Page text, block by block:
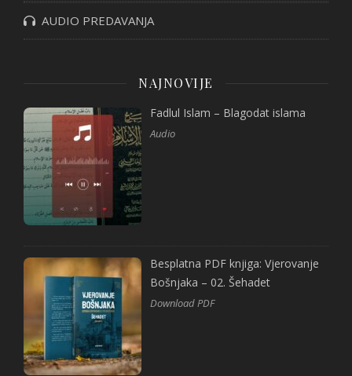
AUDIO PREDAVANJA
NAJNOVIJE
Fadlul Islam – Blagodat islama
Audio
Besplatna PDF knjiga: Vjerovanje
Bošnjaka – 02. Šehadet
Download PDF